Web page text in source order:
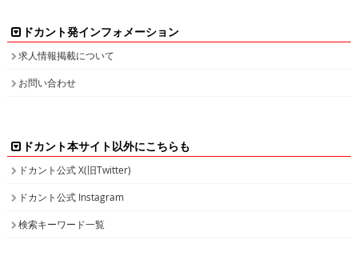
ドカント発インフォメーション
求人情報掲載について
お問い合わせ
ドカント本サイト以外にこちらも
ドカント公式 X(旧Twitter)
ドカント公式 Instagram
検索キーワード一覧